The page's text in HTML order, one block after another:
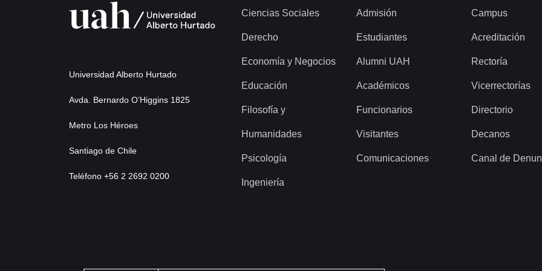
Universidad Alberto Hurtado
Avda. Bernardo O’Higgins 1825
Metro Los Héroes
Santiago de Chile
Teléfono +56 2 2692 0200
Ciencias Sociales
Derecho
Economía y Negocios
Educación
Filosofía y
Humanidades
Psicología
Ingeniería
Admisión
Estudiantes
Alumni UAH
Académicos
Funcionarios
Visitantes
Comunicaciones
Campus
Acreditación
Rectoría
Vicerrectorías
Directorio
Decanos
Canal de